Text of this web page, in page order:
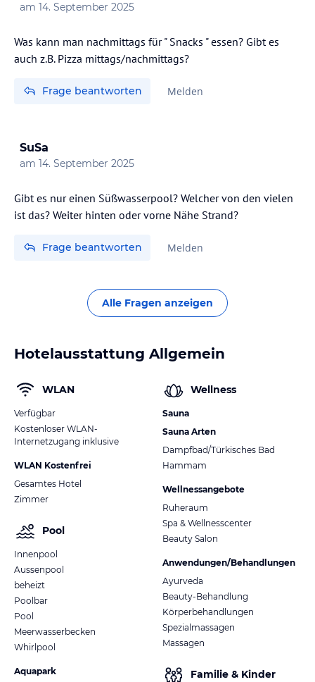
am 14. September 2025
Was kann man nachmittags für " Snacks " essen? Gibt es
auch z.B. Pizza mittags/nachmittags?
Frage beantworten Melden
SuSa
am 14. September 2025
Gibt es nur einen Süßwasserpool? Welcher von den vielen
ist das? Weiter hinten oder vorne Nähe Strand?
Frage beantworten Melden
Alle Fragen anzeigen
Hotelausstattung Allgemein
WLAN
Verfügbar
Kostenloser WLAN-
Internetzugang inklusive
WLAN Kostenfrei
Gesamtes Hotel
Zimmer
Pool
Innenpool
Aussenpool
beheizt
Poolbar
Pool
Meerwasserbecken
Whirlpool
Aquapark
Wellness
Sauna
Sauna Arten
Dampfbad/Türkisches Bad
Hammam
Wellnessangebote
Ruheraum
Spa & Wellnesscenter
Beauty Salon
Anwendungen/Behandlungen
Ayurveda
Beauty-Behandlung
Körperbehandlungen
Spezialmassagen
Massagen
Familie & Kinder